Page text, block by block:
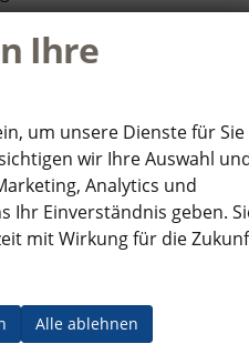
Design TN28, schwarz
Winterreifen (M+S
mit Bedienteil im
Säule abgedunkelt,
Spot Detection""
km.
Innenspiegel
Vordersitze,
Teppichboden,
Ihre
um unsere Dienste für Sie
wir Ihre Auswahl
Analytics und
Ihr Einverständnis geben.
mit Wirkung für die
Alle ablehnen